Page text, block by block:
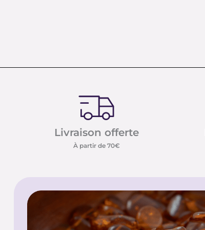
Livraison offerte
À partir de 70€